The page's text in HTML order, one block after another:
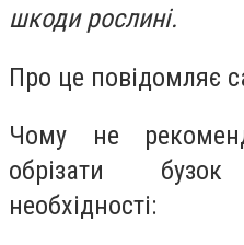
шкоди рослині.
Про це повідомляє
Чому не
обрізати
необхідності: